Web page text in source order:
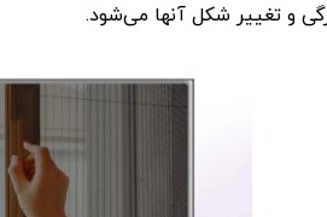
و تغییر شکل آنها می‌شود.